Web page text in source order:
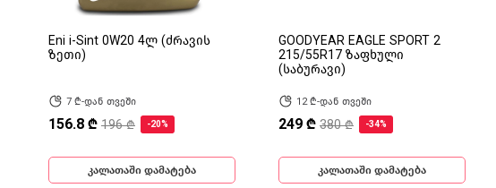
Eni i-Sint 0W20 4ლ (ძრავის
ზეთი)
7 ₾-დან თვეში
156.8 ₾ 196 ₾ -20%
კალათაში დამატება
GOODYEAR EAGLE SPORT 2
215/55R17 ზაფხული
(საბურავი)
12 ₾-დან თვეში
249 ₾ 380 ₾ -34%
კალათაში დამატება